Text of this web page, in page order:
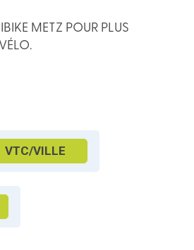
METZ POUR PLUS
VTC/VILLE